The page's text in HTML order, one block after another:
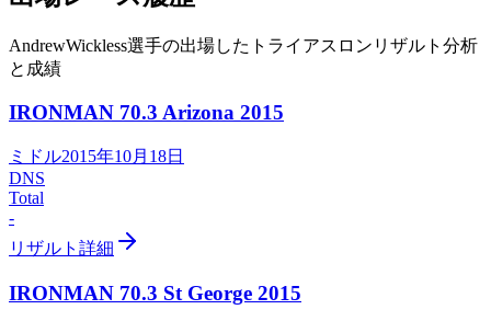
AndrewWickless選手の出場したトライアスロンリザルト分析
と成績
IRONMAN 70.3 Arizona 2015
ミドル2015年10月18日
DNS
Total
-
リザルト詳細
IRONMAN 70.3 St George 2015